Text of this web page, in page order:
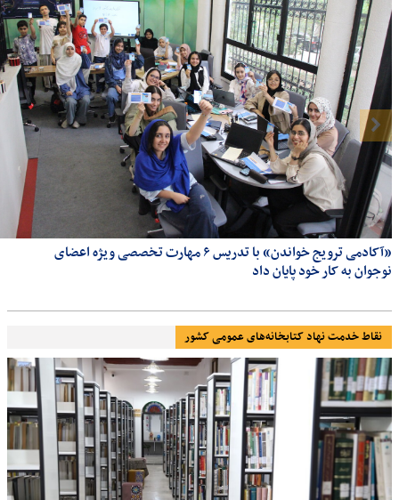
«آکادمی ترویج خواندن» با تدریس ۶ مهارت تخصصی ویژه اعضای
نوجوان به کار خود پایان داد
نقاط خدمت نهاد کتابخانه‌های عمومی کشور